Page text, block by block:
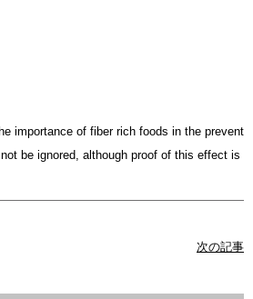
importance of fiber rich foods in the prevent
be ignored, although proof of this effect is
次の記事